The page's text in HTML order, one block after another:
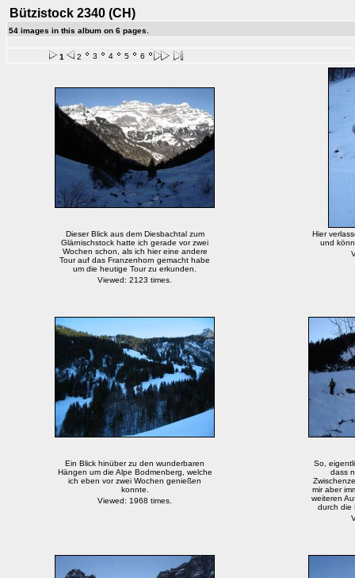
Bützistock 2340 (CH)
54 images in this album on 6 pages.
1 2 3 4 5 6
Dieser Blick aus dem Diesbachtal zum
Glärnischstock hatte ich gerade vor zwei
Wochen schon, als ich hier eine andere
Tour auf das Franzenhorn gemacht habe
um die heutige Tour zu erkunden.
Viewed: 2123 times.
Hier
und
Ein Blick hinüber zu den wunderbaren
Hängen um die Alpe Bodmenberg, welche
ich eben vor zwei Wochen genießen
konnte.
Viewed: 1968 times.
So,
dass
mir aber
weiteren
durch die